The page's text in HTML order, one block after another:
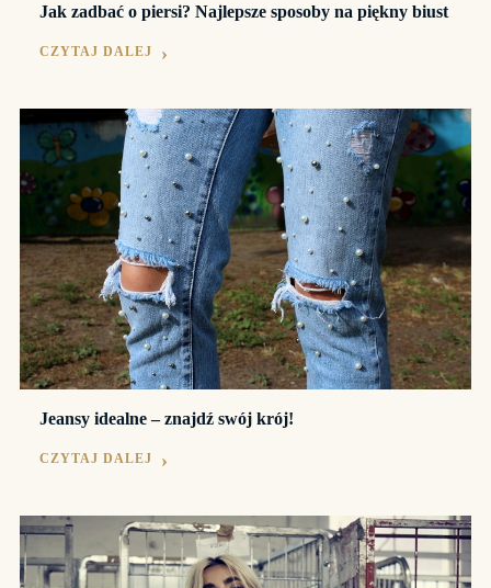
Jak zadbać o piersi? Najlepsze sposoby na piękny biust
CZYTAJ DALEJ
Jeansy idealne – znajdź swój krój!
CZYTAJ DALEJ